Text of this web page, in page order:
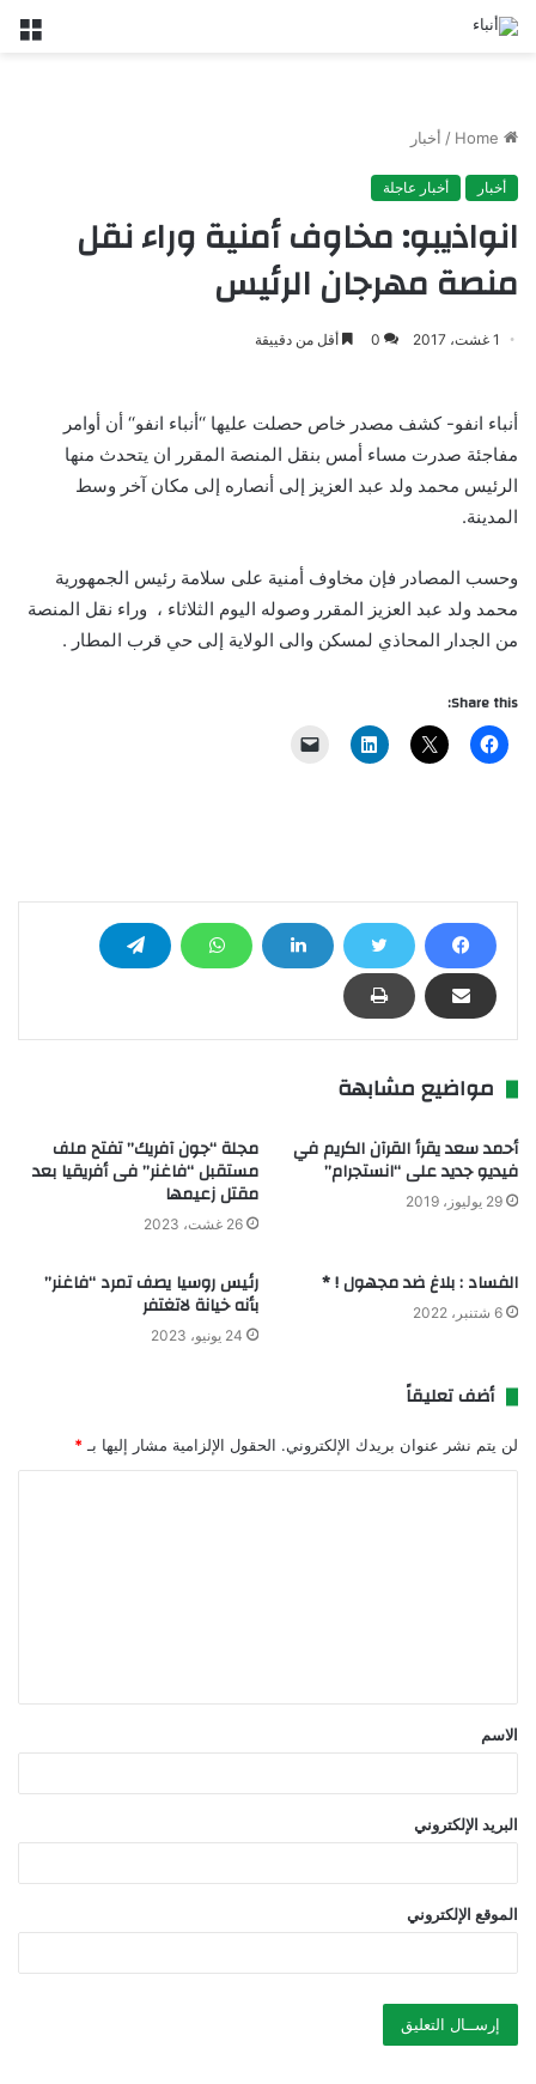
/ أخبار
أخبار أخبار عاجلة
انواذيبو: مخاوف أمنية وراء نقل
منصة مهرجان الرئيس
1 غشت، 2017 0 أقل من دقييقة
أنباء انفو- كشف مصدر خاص حصلت عليها ‘‘أنباء انفو‘‘ أن أوامر
مفاجئة صدرت مساء أمس بنقل المنصة المقرر ان يتحدث منها
الرئيس محمد ولد عبد العزيز إلى أنصاره إلى مكان آخر وسط
المدينة.
وحسب المصادر فإن مخاوف أمنية على سلامة رئيس الجمهورية
محمد ولد عبد العزيز المقرر وصوله اليوم الثلاثاء ، وراء نقل المنصة
من الجدار المحاذي لمسكن والى الولاية إلى حي قرب المطار .
Share this:
مواضيع مشابهة
أحمد سعد يقرأ القرآن الكريم في
فيديو جديد على “انستجرام”
29 يوليوز، 2019
مجلة “جون آفريك” تفتح ملف
مستقبل “فاغنر” فى أفريقيا بعد
مقتل زعيمها
26 غشت، 2023
الفساد : بلاغ ضد مجهول ! *
6 شتنبر، 2022
رئيس روسيا يصف تمرد “فاغنر”
بأنه خيانة لاتغتفر
24 يونيو، 2023
أضف تعليقاً
لن يتم نشر عنوان بريدك الإلكتروني. الحقول الإلزامية مشار إليها بـ *
ق
*
الاسم
البريد الإلكتروني
الموقع الإلكتروني